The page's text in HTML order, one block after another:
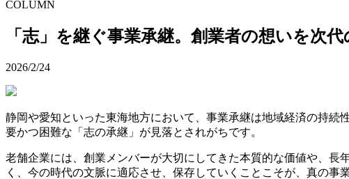
COLUMN
「志」を継ぐ事業承継。創業者の想いを次
2026/2/24
静岡や愛知といった東海地方において、事業承継は地域経済の持
要かつ困難な「志の承継」が見落とされがちです。
老舗企業には、創業メンバーが大切にしてきた本質的な価値や、
く、今の時代の文脈に適応させ、保存していくことこそが、真の事